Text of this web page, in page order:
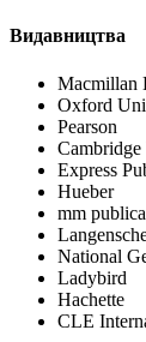
Видавництва
Macmillan
Oxford
Pearson
Cambridge
Express
Hueber
mm
National
Ladybird
Hachette
CLE